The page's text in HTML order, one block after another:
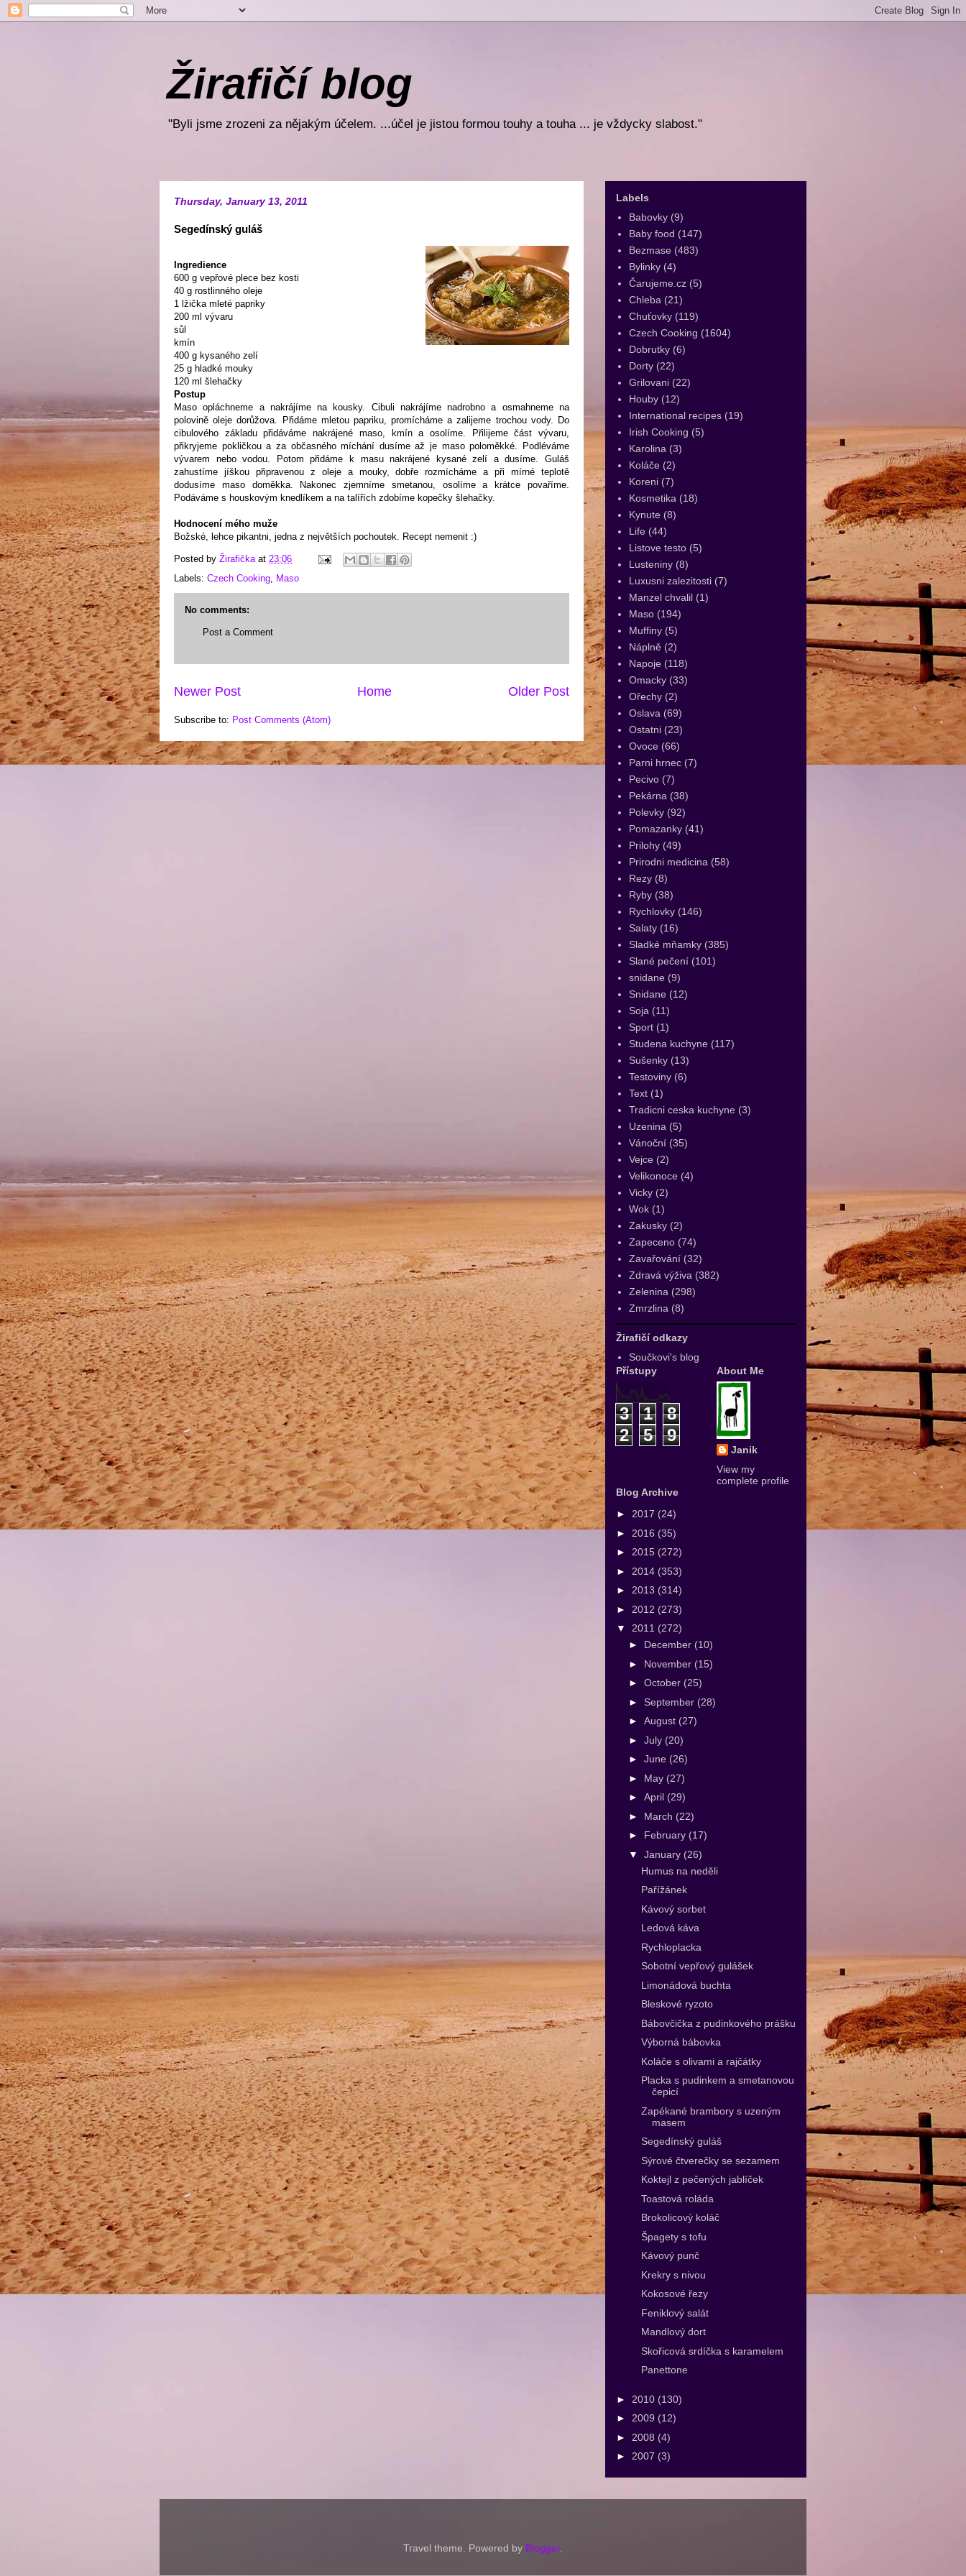
Žirafičí blog
"Byli jsme zrozeni za nějakým účelem. ...účel je jistou formou touhy a touha ... je vždycky slabost."
Thursday, January 13, 2011
Segedínský guláš
Ingredience
600 g vepřové plece bez kosti
40 g rostlinného oleje
1 lžička mleté papriky
200 ml vývaru
sůl
kmín
400 g kysaného zelí
25 g hladké mouky
120 ml šlehačky
Postup
Maso opláchneme a nakrájíme na kousky. Cibuli nakrájíme nadrobno a osmahneme na
polovině oleje dorůžova. Přidáme mletou papriku, promícháme a zalijeme trochou vody. Do
cibulového základu přidáváme nakrájené maso, kmín a osolíme. Přilijeme část vývaru,
přikryjeme pokličkou a za občasného míchání dusíme až je maso poloměkké. Podléváme
vývarem nebo vodou. Potom přidáme k masu nakrájené kysané zelí a dusíme. Guláš
zahustíme jíškou připravenou z oleje a mouky, dobře rozmícháme a při mírné teplotě
dodusíme maso doměkka. Nakonec zjemníme smetanou, osolíme a krátce povaříme.
Podáváme s houskovým knedlíkem a na talířích zdobíme kopečky šlehačky.
Hodnocení mého muže
Božské, lehce pikantni, jedna z největších pochoutek. Recept nemenit :)
Posted by Žirafička at 23:06
Labels: Czech Cooking, Maso
No comments:
Post a Comment
Newer Post Older Post
Home
Subscribe to: Post Comments (Atom)
Labels
Babovky (9)
Baby food (147)
Bezmase (483)
Bylinky (4)
Čarujeme.cz (5)
Chleba (21)
Chuťovky (119)
Czech Cooking (1604)
Dobrutky (6)
Dorty (22)
Grilovani (22)
Houby (12)
International recipes (19)
Irish Cooking (5)
Karolina (3)
Koláče (2)
Koreni (7)
Kosmetika (18)
Kynute (8)
Life (44)
Listove testo (5)
Lusteniny (8)
Luxusni zalezitosti (7)
Manzel chvalil (1)
Maso (194)
Muffiny (5)
Náplně (2)
Napoje (118)
Omacky (33)
Ořechy (2)
Oslava (69)
Ostatni (23)
Ovoce (66)
Parni hrnec (7)
Pecivo (7)
Pekárna (38)
Polevky (92)
Pomazanky (41)
Prilohy (49)
Prirodni medicina (58)
Rezy (8)
Ryby (38)
Rychlovky (146)
Salaty (16)
Sladké mňamky (385)
Slané pečení (101)
snidane (9)
Snidane (12)
Soja (11)
Sport (1)
Studena kuchyne (117)
Sušenky (13)
Testoviny (6)
Text (1)
Tradicni ceska kuchyne (3)
Uzenina (5)
Vánoční (35)
Vejce (2)
Velikonoce (4)
Vicky (2)
Wok (1)
Zakusky (2)
Zapeceno (74)
Zavařování (32)
Zdravá výživa (382)
Zelenina (298)
Zmrzlina (8)
Žirafičí odkazy
Součkovi's blog
Přístupy
3 1
8
2
5 9
About Me
Janik
View my
complete profile
Blog Archive
► 2017 (24)
► 2016 (35)
► 2015 (272)
► 2014 (353)
► 2013 (314)
► 2012 (273)
▼ 2011 (272)
► December (10)
► November (15)
► October (25)
► September (28)
► August (27)
► July (20)
► June (26)
► May (27)
► April (29)
► March (22)
► February (17)
▼ January (26)
Humus na neděli
Pařížánek
Kávový sorbet
Ledová káva
Rychloplacka
Sobotní vepřový gulášek
Limonádová buchta
Bleskové ryzoto
Bábovčička z pudinkového prášku
Výborná bábovka
Koláče s olivami a rajčátky
Placka s pudinkem a smetanovou
čepicí
Zapékané brambory s uzeným
masem
Segedínský guláš
Sýrové čtverečky se sezamem
Koktejl z pečených jablíček
Toastová roláda
Brokolicový koláč
Špagety s tofu
Kávový punč
Krekry s nivou
Kokosové řezy
Feniklový salát
Mandlový dort
Skořicová srdíčka s karamelem
Panettone
► 2010 (130)
► 2009 (12)
► 2008 (4)
► 2007 (3)
Travel theme. Powered by Blogger.